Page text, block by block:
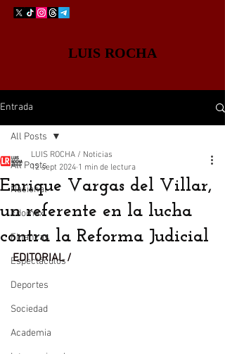
LUIS ROCHA
Entrada
All Posts
Nacional
Edomex
Finanzas
Espectáculos
Deportes
Sociedad
Academia
All Posts
Enrique Vargas del Villar,
un referente en la lucha
contra la Reforma Judicial
LUIS ROCHA / Noticias
12 sept 2024 1 min de lectura
EDITORIAL /